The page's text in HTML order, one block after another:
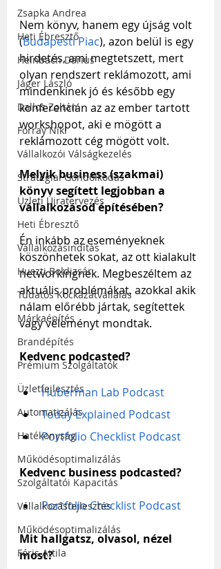
Zsapka Andrea
Heti Ébresztő
Heinbach Dárius
Jáger László
Dallos Zoltán
Forray Niki
Vállalkozói Válságkezelés
Stratégiai Gondolkodás
Üzleti Újratervezés
Heti Ébresztő
Vállalkozásindítás
Huszti Boldizsár
Tudatos Kockázatvállalás
Márkaépítés
Brandépítés
Prémium Szolgáltatók
Üzletfejlesztés
Automatizálás
Hatékonyság
Működésoptimalizálás
Szolgáltatói Kapacitás
Vállalkozásfejlesztés
Működésoptimalizálás
Fóris Attila
Nem könyv, hanem egy újság volt
(Budapesti Piac), azon belül is egy
hirdetés, ami megtetszett, mert
olyan rendszert reklámozott, ami
mindenkinek jó és később egy
konferencián az az ember tartott
workshopot, aki e mögött a
reklámozott cég mögött volt.
Melyik business (szakmai)
könyv segített legjobban a
vállalkozásod építésében?
Én inkább az eseményeknek
köszönhetek sokat, az ott kialakult
networkingnek. Megbeszéltem az
aktuális problémákat, azokkal akik
nálam előrébb jártak, segítettek
vagy véleményt mondtak.
Kedvenc podcasted?
Huberman Lab Podcast
Today Explained Podcast
Portfolio Checklist Podcast
Kedvenc business podcasted?
Portfolio Checklist Podcast
Mit hallgatsz, olvasol, nézel
most?